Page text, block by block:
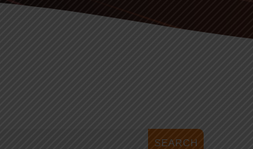
SEARCH